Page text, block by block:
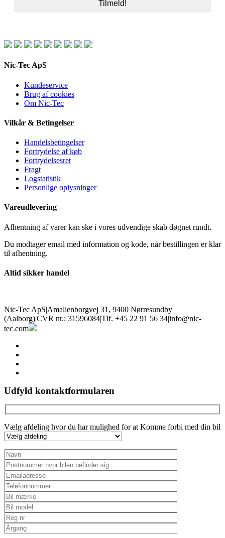
Nic-Tec ApS
Kundeservice
Brug af cookies
Om Nic-Tec
Vilkår & Betingelser
Handelsbetingelser
Fortrydelse af køb
Fortrydelsesret
Fragt
Logstatistik
Personlige oplysninger
Vareudlevering
Afhentning af varer kan ske i vores udvendige skab døgnet rundt.
Du modtager email med information og kode, når bestillingen er klar
til afhentning.
Altid sikker handel
Nic-Tec ApS|Amalienborgvej 31, 9400 Nørresundby
(Aalborg)|CVR nr.: 31596084|Tlf. +45 22 91 56 34|info@nic-
tec.com
Udfyld kontaktformularen
Vælg afdeling hvor du har mulighed for at Komme forbi med din bil